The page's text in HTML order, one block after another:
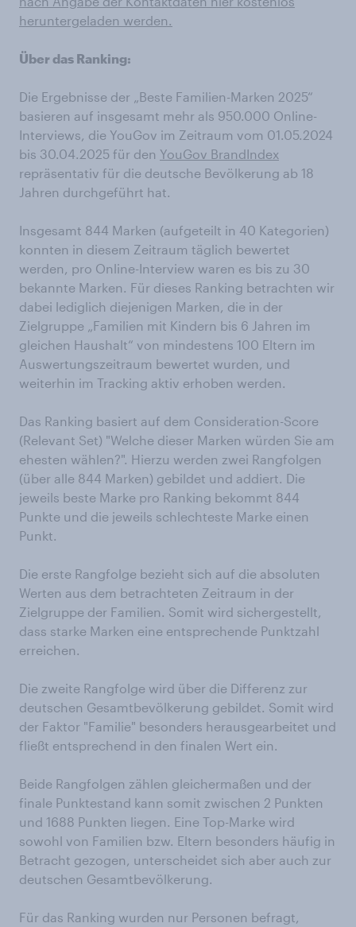
heruntergeladen werden.
Über das Ranking:
Die Ergebnisse der „Beste Familien-Marken 2025“
basieren auf insgesamt mehr als 950.000 Online-
Interviews, die YouGov im Zeitraum vom 01.05.2024
bis 30.04.2025 für den YouGov BrandIndex
repräsentativ für die deutsche Bevölkerung ab 18
Jahren durchgeführt hat.
Insgesamt 844 Marken (aufgeteilt in 40 Kategorien)
konnten in diesem Zeitraum täglich bewertet
werden, pro Online-Interview waren es bis zu 30
bekannte Marken. Für dieses Ranking betrachten wir
dabei lediglich diejenigen Marken, die in der
Zielgruppe „Familien mit Kindern bis 6 Jahren im
gleichen Haushalt“ von mindestens 100 Eltern im
Auswertungszeitraum bewertet wurden, und
weiterhin im Tracking aktiv erhoben werden.
Das Ranking basiert auf dem Consideration-Score
(Relevant Set) "Welche dieser Marken würden Sie am
ehesten wählen?". Hierzu werden zwei Rangfolgen
(über alle 844 Marken) gebildet und addiert. Die
jeweils beste Marke pro Ranking bekommt 844
Punkte und die jeweils schlechteste Marke einen
Punkt.
Die erste Rangfolge bezieht sich auf die absoluten
Werten aus dem betrachteten Zeitraum in der
Zielgruppe der Familien. Somit wird sichergestellt,
dass starke Marken eine entsprechende Punktzahl
erreichen.
Die zweite Rangfolge wird über die Differenz zur
deutschen Gesamtbevölkerung gebildet. Somit wird
der Faktor "Familie" besonders herausgearbeitet und
fließt entsprechend in den finalen Wert ein.
Beide Rangfolgen zählen gleichermaßen und der
finale Punktestand kann somit zwischen 2 Punkten
und 1688 Punkten liegen. Eine Top-Marke wird
sowohl von Familien bzw. Eltern besonders häufig in
Betracht gezogen, unterscheidet sich aber auch zur
deutschen Gesamtbevölkerung.
Für das Ranking wurden nur Personen befragt,